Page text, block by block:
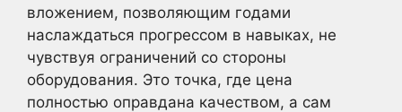
вложением, позволяющим годами
наслаждаться прогрессом в навыках, не
чувствуя ограничений со стороны
оборудования. Это точка, где цена
полностью оправдана качеством, а сам